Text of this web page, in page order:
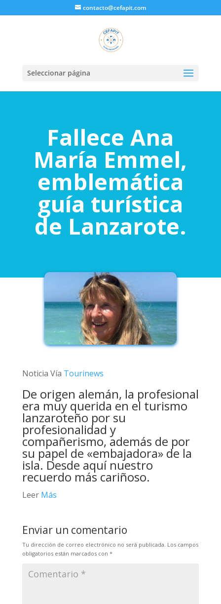
contacto@cefapit.com
Seleccionar página
Fallece Ana
María Emmel,
emblemática
guía turística
de Lanzarote.
Noticia Vía Tourinews
De origen alemán, la profesional
era muy querida en el turismo
lanzaroteño por su
profesionalidad y
compañerismo, además de por
su papel de «embajadora» de la
isla. Desde aquí nuestro
recuerdo más cariñoso.
Leer Más
Enviar un comentario
Tu dirección de correo electrónico no será publicada. Los campos
obligatorios están marcados con *